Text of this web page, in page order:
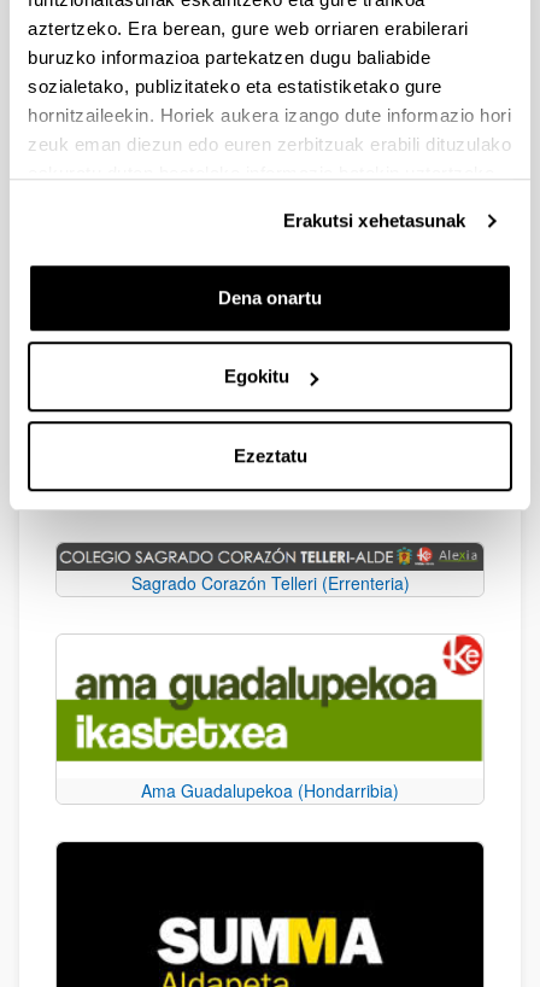
aztertzeko. Era berean, gure web orriaren erabilerari
buruzko informazioa partekatzen dugu baliabide
sozialetako, publizitateko eta estatistiketako gure
hornitzaileekin. Horiek aukera izango dute informazio hori
zeuk eman diezun edo euren zerbitzuak erabili dituzulako
Erakutsi xehetasunak
Dena onartu
Egokitu
Ezeztatu
Aiete Ikastetxea (Donostia)
Santa Teresa ikastetxea (Donostia)
Sagrado Corazón Telleri (Errenteria)
Ama Guadalupekoa (Hondarribia)